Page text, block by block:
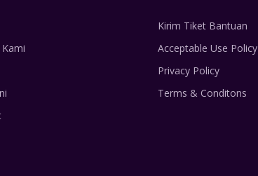
Kirim Tiket Bantuan
Acceptable Use Policy
Privacy Policy
Terms & Conditons